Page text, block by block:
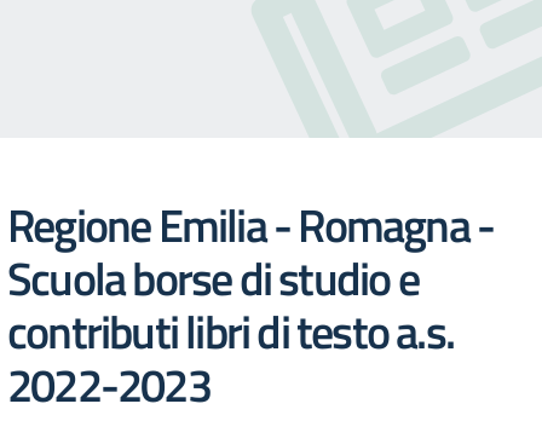
Regione Emilia - Romagna -
Scuola borse di studio e
contributi libri di testo a.s.
2022-2023